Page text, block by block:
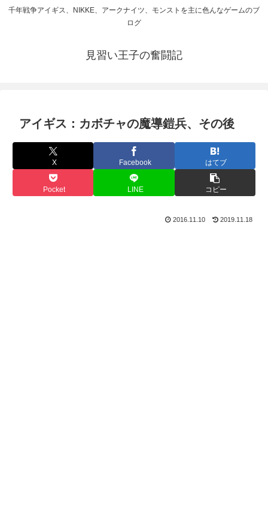
千年戦争アイギス、NIKKE、アークナイツ、モンストを主に色んなゲームのブ
ログ
見習い王子の奮闘記
アイギス：カボチャの魔導鎧兵、その後
X Facebook はてブ
Pocket LINE コピー
2016.11.10 2019.11.18